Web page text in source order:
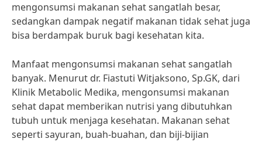
mengonsumsi makanan sehat sangatlah besar,
sedangkan dampak negatif makanan tidak sehat juga
bisa berdampak buruk bagi kesehatan kita.
Manfaat mengonsumsi makanan sehat sangatlah
banyak. Menurut dr. Fiastuti Witjaksono, Sp.GK, dari
Klinik Metabolic Medika, mengonsumsi makanan
sehat dapat memberikan nutrisi yang dibutuhkan
tubuh untuk menjaga kesehatan. Makanan sehat
seperti sayuran, buah-buahan, dan biji-bijian